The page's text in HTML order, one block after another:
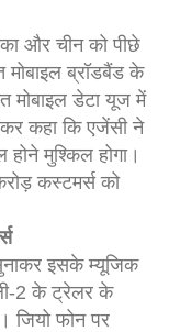
और चीन को पीछे
मोबाइल ब्रॉडबैंड के
मोबाइल डेटा यूज में
कहा कि एजेंसी ने
मुश्किल होगा।
कस्टमर्स को
इसके म्यूजिक
2 के ट्रेलर के
जियो फोन पर